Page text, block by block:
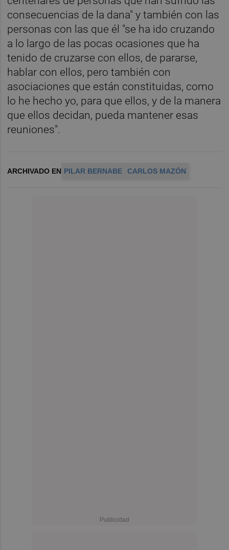
consecuencias de la dana" y también con las
personas con las que él "se ha ido cruzando
a lo largo de las pocas ocasiones que ha
tenido de cruzarse con ellos, de pararse,
hablar con ellos, pero también con
asociaciones que están constituidas, como
lo he hecho yo, para que ellos, y de la manera
que ellos decidan, pueda mantener esas
reuniones".
ARCHIVADO EN PILAR BERNABE CARLOS MAZÓN